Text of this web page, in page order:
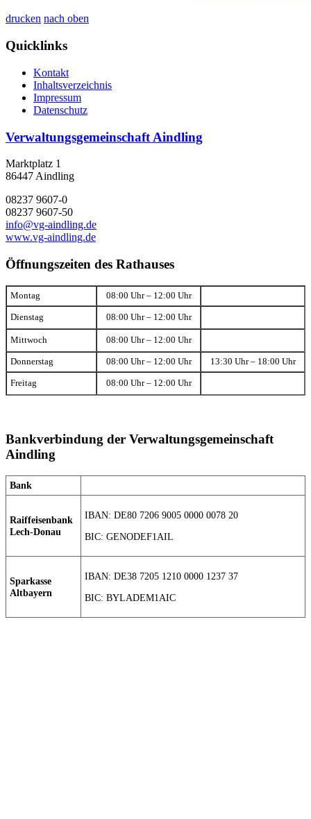
drucken nach oben
Quicklinks
Kontakt
Inhaltsverzeichnis
Impressum
Datenschutz
Verwaltungsgemeinschaft Aindling
Marktplatz 1
86447 Aindling
08237 9607-0
08237 9607-50
info@vg-aindling.de
www.vg-aindling.de
Öffnungszeiten des Rathauses
Montag 08:00 Uhr – 12:00 Uhr
Dienstag 08:00 Uhr – 12:00 Uhr
Mittwoch 08:00 Uhr – 12:00 Uhr
Donnerstag 08:00 Uhr – 12:00 Uhr 13:30 Uhr – 18:00 Uhr
Freitag 08:00 Uhr – 12:00 Uhr
Bankverbindung der Verwaltungsgemeinschaft
Aindling
Bank
Raiffeisenbank
Lech-Donau
IBAN: DE80 7206 9005 0000 0078 20
BIC: GENODEF1AIL
Sparkasse
Altbayern
IBAN: DE38 7205 1210 0000 1237 37
BIC: BYLADEM1AIC